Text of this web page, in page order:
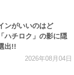
ンがいいのはど
チロク」の影に隠
出!!
2026年08月04日